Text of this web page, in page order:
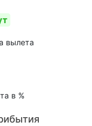
вылета
в %